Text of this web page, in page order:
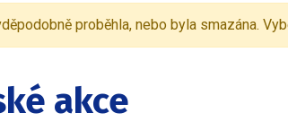
proběhla, nebo byla smazána.
akce